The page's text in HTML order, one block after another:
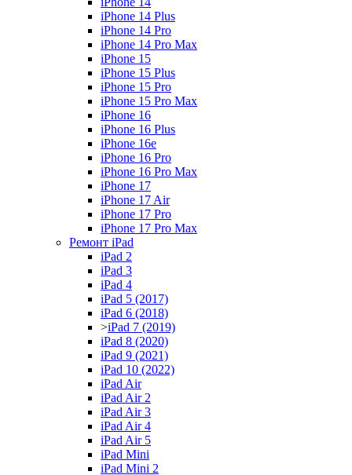
iPhone 14 Plus
iPhone 14 Pro
iPhone 14 Pro Max
iPhone 15
iPhone 15 Plus
iPhone 15 Pro
iPhone 15 Pro Max
iPhone 16
iPhone 16 Plus
iPhone 16e
iPhone 16 Pro
iPhone 16 Pro Max
iPhone 17
iPhone 17 Air
iPhone 17 Pro
iPhone 17 Pro Max
Ремонт iPad
iPad 2
iPad 3
iPad 4
iPad 5 (2017)
iPad 6 (2018)
>iPad 7 (2019)
iPad 8 (2020)
iPad 9 (2021)
iPad 10 (2022)
iPad Air
iPad Air 2
iPad Air 3
iPad Air 4
iPad Air 5
iPad Mini
iPad Mini 2